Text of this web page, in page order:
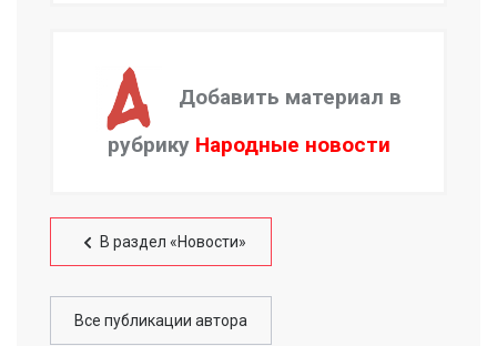
Добавить материал в
рубрику Народные новости
В раздел «Новости»
Все публикации автора